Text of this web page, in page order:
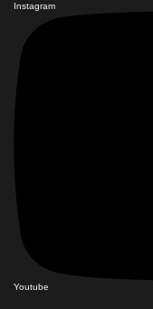
Instagram
Youtube